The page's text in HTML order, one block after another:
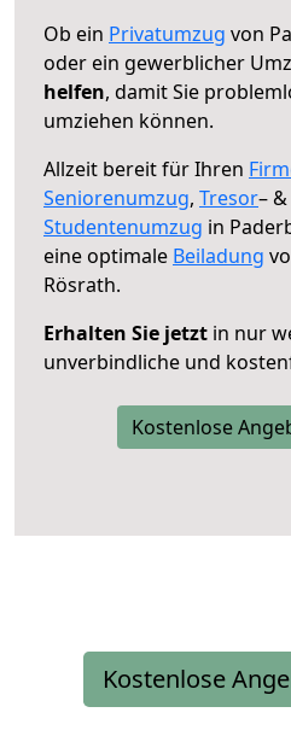
Ob ein Privatumzug von
oder ein gewerblicher
helfen, damit Sie
umziehen können.
Allzeit bereit für Ihren
Seniorenumzug, Tresor– &
Studentenumzug in
eine optimale Beiladung
Rösrath.
Erhalten Sie jetzt in nur
unverbindliche und
Kostenlose
Kostenlose